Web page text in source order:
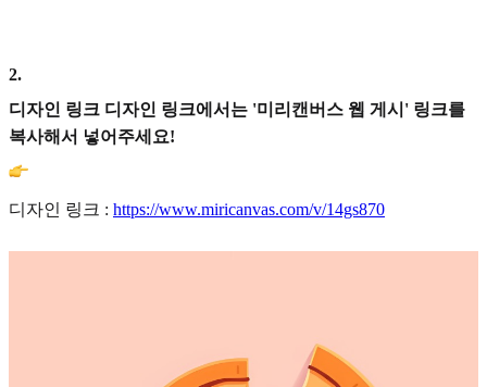
2.
디자인 링크 디자인 링크에서는 '미리캔버스 웹 게시' 링크를
복사해서 넣어주세요!
디자인 링크 : https://www.miricanvas.com/v/14gs870